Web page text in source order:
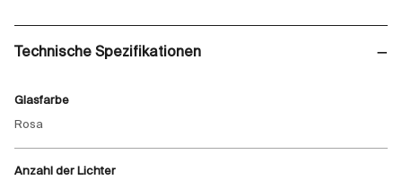
Technische Spezifikationen
Glasfarbe
Rosa
Anzahl der Lichter